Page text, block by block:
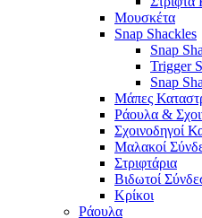
Μουσκέτα
Snap Shackles
Snap
Trigger
Snap
Μάπες
Ράουλα &
Σχοινοδηγοί
Μαλακοί
Στριφτάρια
Βιδωτοί
Κρίκοι
Ράουλα